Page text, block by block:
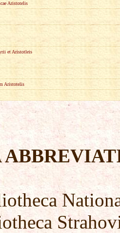
Aristotelis
et Aristotleis
Aristotelis